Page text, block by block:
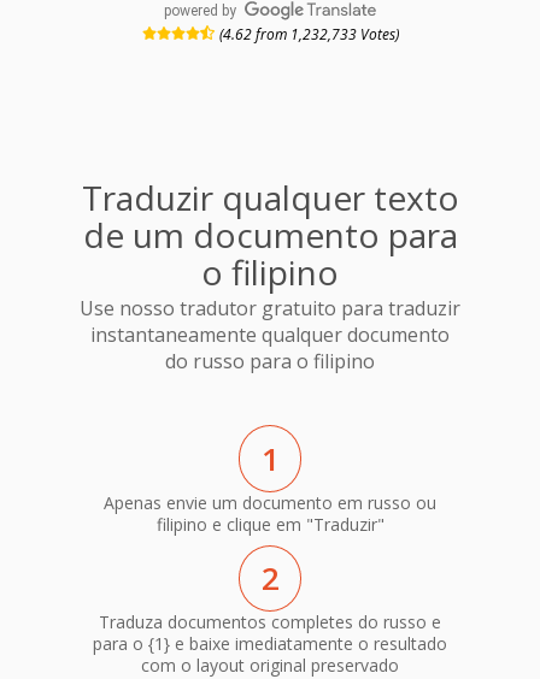
powered by
(4.62 from 1,232,733 Votes)
Traduzir qualquer texto
de um documento para
o filipino
Use nosso tradutor gratuito para traduzir
instantaneamente qualquer documento
do russo para o filipino
1
Apenas envie um documento em russo ou
filipino e clique em "Traduzir"
2
Traduza documentos completes do russo e
para o {1} e baixe imediatamente o resultado
com o layout original preservado